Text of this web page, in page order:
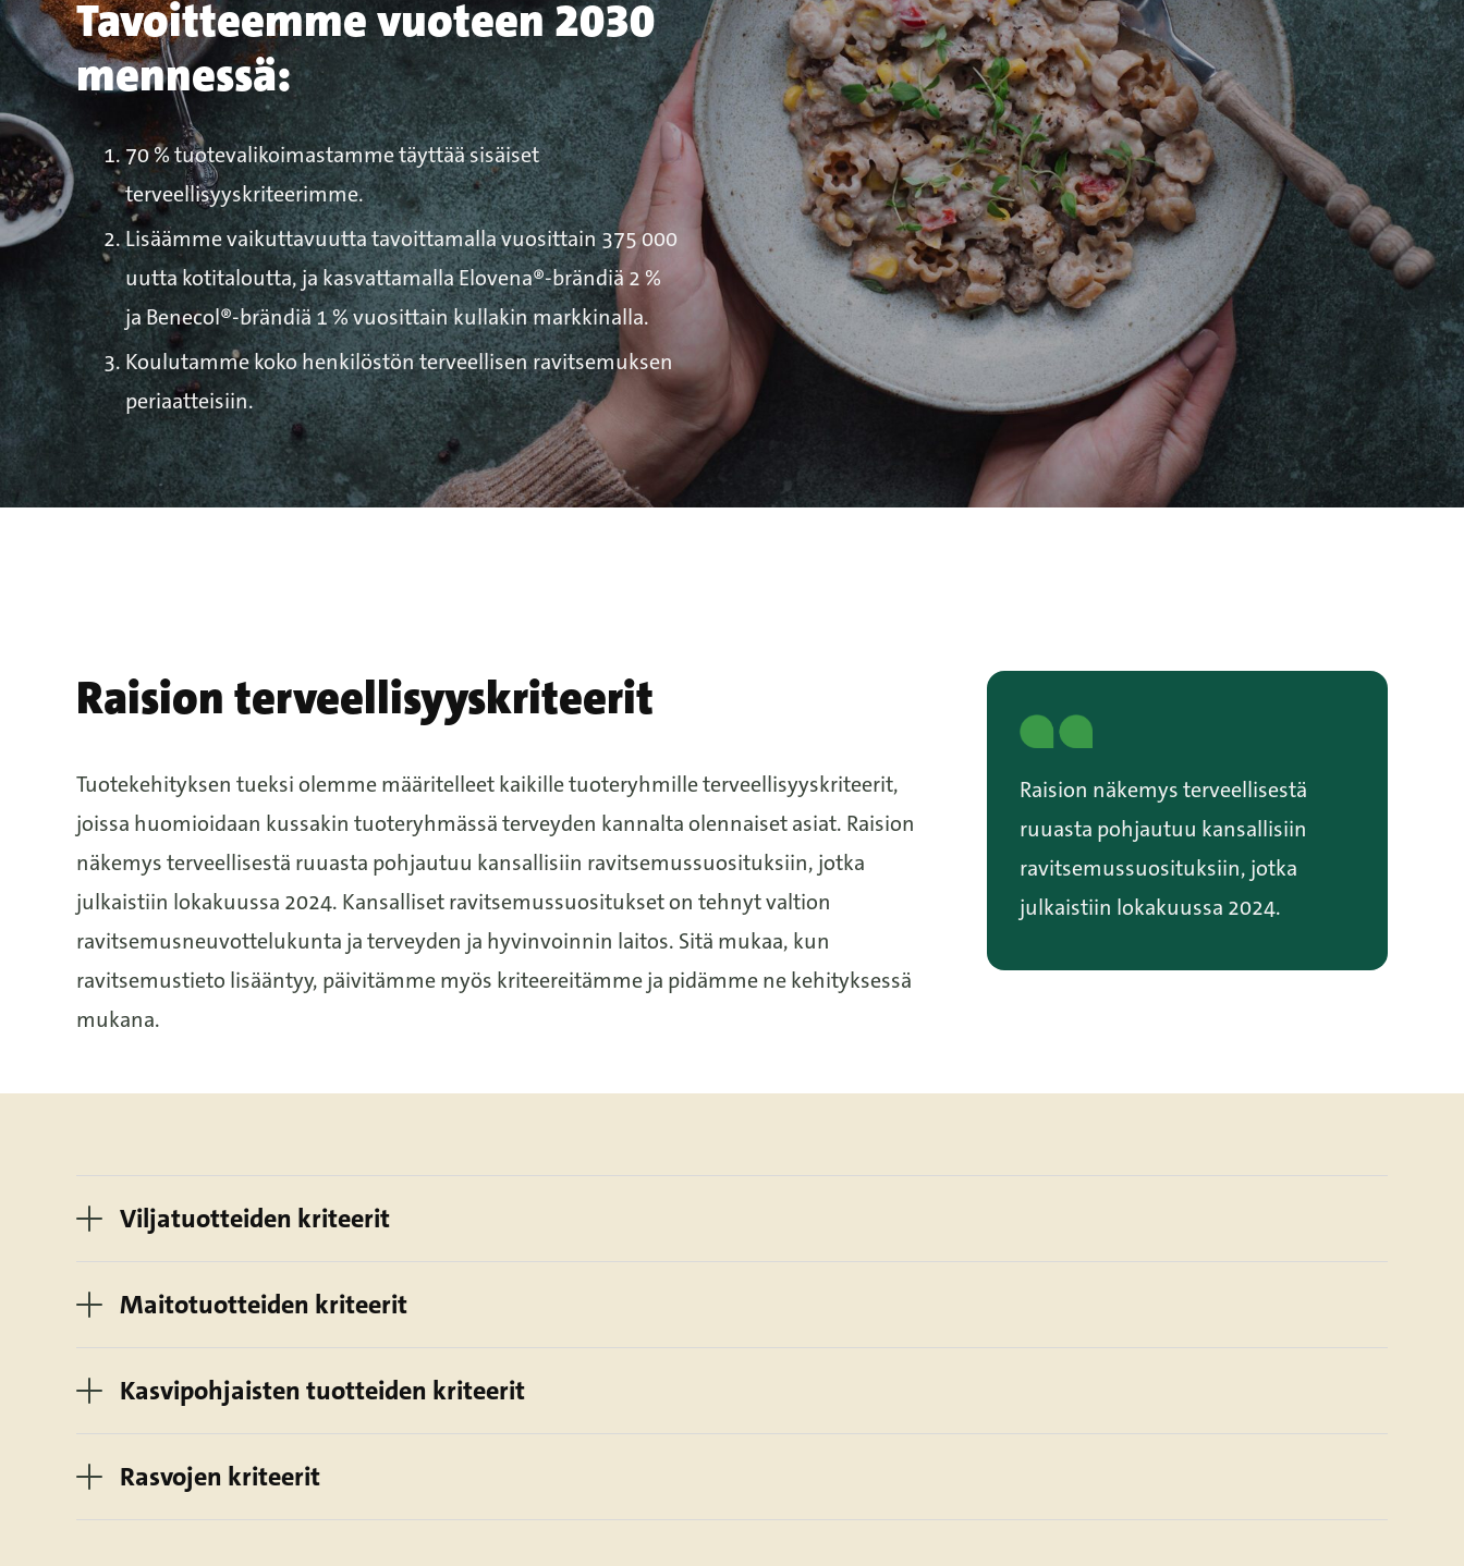
Tavoitteemme vuoteen 2030
mennessä:
70 % tuotevalikoimastammetäyttää sisäiset
terveellisyyskriteerimme.
Lisäämme vaikuttavuutta tavoittamalla vuosittain 375 000
uutta kotitaloutta, ja kasvattamalla Elovena®-brändiä 2 %
ja Benecol®-brändiä 1 % vuosittain kullakin markkinalla.
Koulutamme koko henkilöstön terveellisen ravitsemuksen
periaatteisiin.
Raision terveellisyyskriteerit
Tuotekehityksen tueksi olemme määritelleet kaikille tuoteryhmille terveellisyyskriteerit,
joissa huomioidaan kussakin tuoteryhmässä terveyden kannalta olennaiset asiat. Raision
näkemys terveellisestä ruuasta pohjautuu kansallisiin ravitsemussuosituksiin, jotka
julkaistiin lokakuussa 2024. Kansalliset ravitsemussuositukset on tehnyt valtion
ravitsemusneuvottelukunta ja terveyden ja hyvinvoinnin laitos. Sitä mukaa, kun
ravitsemustieto lisääntyy, päivitämme myös kriteereitämme ja pidämme ne kehityksessä
mukana.
Raision näkemys terveellisestä
ruuasta pohjautuu kansallisiin
ravitsemussuosituksiin, jotka
julkaistiin lokakuussa 2024.
Viljatuotteiden kriteerit
Maitotuotteiden kriteerit
Kasvipohjaisten tuotteiden kriteerit
Rasvojen kriteerit